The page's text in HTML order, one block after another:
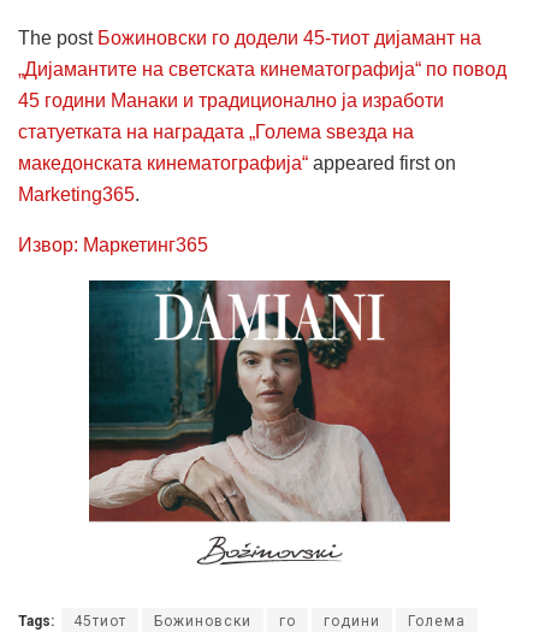
The post Божиновски го додели 45-тиот дијамант на
„Дијамантите на светската кинематографија“ по повод
45 години Манаки и традиционално ја изработи
статуетката на наградата „Голема ѕвезда на
македонската кинематографија“ appeared first on
Marketing365.
Извор: Маркетинг365
Tags: 45тиот Божиновски го години Голема